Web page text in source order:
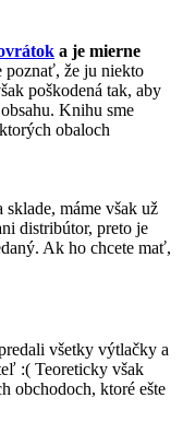
a je mierne
poznať, že ju niekto
poškodená tak, aby
Knihu sme
obaloch
sklade, máme však už
distribútor, preto je
Ak ho chcete mať,
všetky výtlačky a
:( Teoreticky však
obchodoch, ktoré ešte